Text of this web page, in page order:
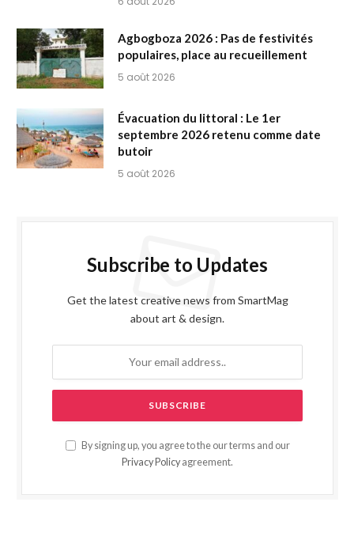
Agbogboza 2026 : Pas de festivités
populaires, place au recueillement
5 août 2026
Évacuation du littoral : Le 1er
septembre 2026 retenu comme date
butoir
5 août 2026
Subscribe to Updates
Get the latest creative news from SmartMag
about art & design.
By signing up, you agree to the our terms and our
Privacy Policy agreement.